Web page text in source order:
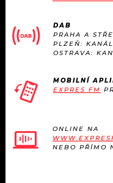
DAB
PRAHA A
PLZEŇ:
OSTRAVA:
MOBILNÍ
EXPRES FM
ONLINE NA
NEBO PŘÍMO